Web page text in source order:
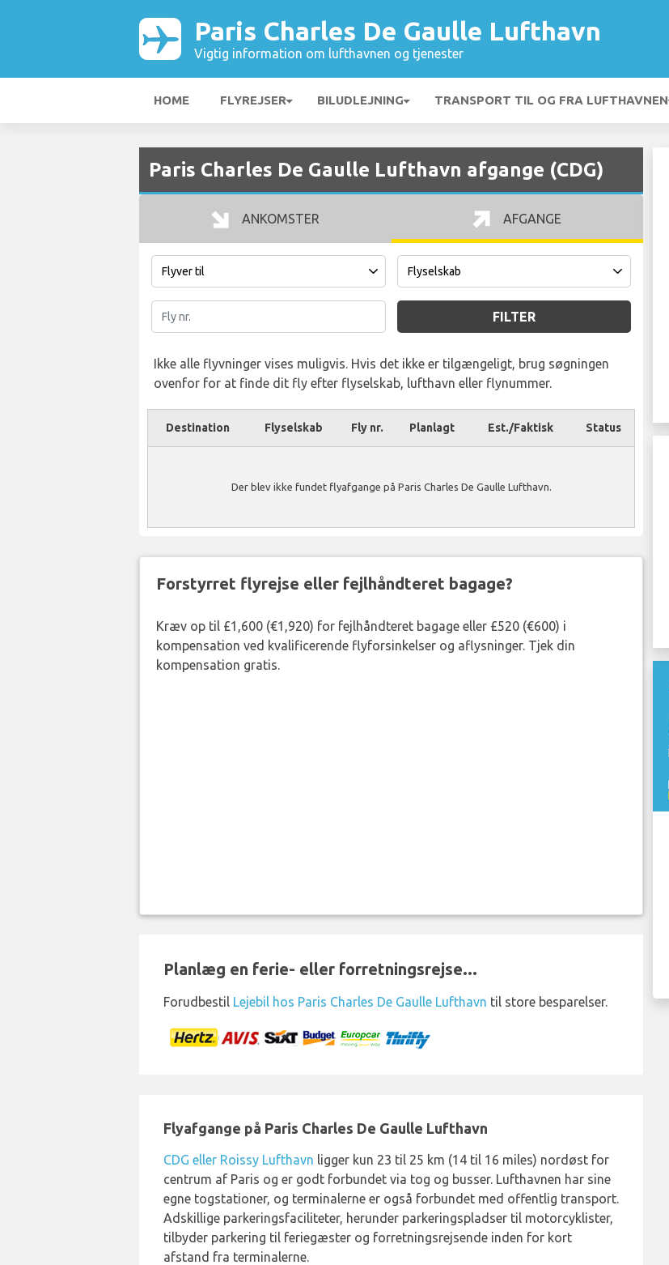
Paris Charles De Gaulle Lufthavn
Vigtig information om lufthavnen og tjenester
HOME FLYREJSER BILUDLEJNING TRANSPORT TIL OG FRA LUFTHAVNEN
Paris Charles De Gaulle Lufthavn afgange (CDG)
ANKOMSTER AFGANGE
FILTER
Ikke alle flyvninger vises muligvis. Hvis det ikke er tilgængeligt, brug søgningen
ovenfor for at finde dit fly efter flyselskab, lufthavn eller flynummer.
Destination Flyselskab Fly nr. Planlagt Est./Faktisk Status
Der blev ikke fundet flyafgange på Paris Charles De Gaulle Lufthavn.
Forstyrret flyrejse eller fejlhåndteret bagage?
Kræv op til £1,600 (€1,920) for fejlhåndteret bagage eller £520 (€600) i
kompensation ved kvalificerende flyforsinkelser og aflysninger. Tjek din
kompensation gratis.
Planlæg en ferie- eller forretningsrejse...
Forudbestil Lejebil hos Paris Charles De Gaulle Lufthavn til store besparelser.
Flyafgange på Paris Charles De Gaulle Lufthavn
CDG eller Roissy Lufthavn ligger kun 23 til 25 km (14 til 16 miles) nordøst for
centrum af Paris og er godt forbundet via tog og busser. Lufthavnen har sine
egne togstationer, og terminalerne er også forbundet med offentlig transport.
Adskillige parkeringsfaciliteter, herunder parkeringspladser til motorcyklister,
tilbyder parkering til feriegæster og forretningsrejsende inden for kort
afstand fra terminalerne.